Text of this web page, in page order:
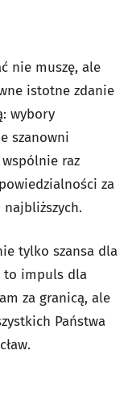
nie muszę, ale
istotne zdanie
wybory
szanowni
raz
za
najbliższych.
tylko szansa dla
to impuls dla
za granicą, ale
Państwa